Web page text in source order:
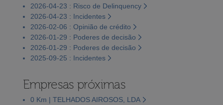
2026-04-23 : Risco de Delinquency
2026-04-23 : Incidentes
2026-02-06 : Opinião de crédito
2026-01-29 : Poderes de decisão
2026-01-29 : Poderes de decisão
2025-09-25 : Incidentes
Empresas próximas
0 Km | TELHADOS AIROSOS, LDA